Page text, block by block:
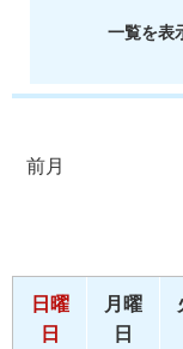
一覧を表
前月
日曜
日
月曜
日